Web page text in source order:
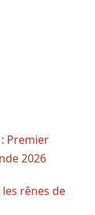
Premier
2026
rênes de